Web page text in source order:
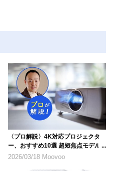
〈プロ解説〉4K対応プロジェクタ
ー、おすすめ10選 超短焦点モデル
にも注目
2026/03/18 Moovoo